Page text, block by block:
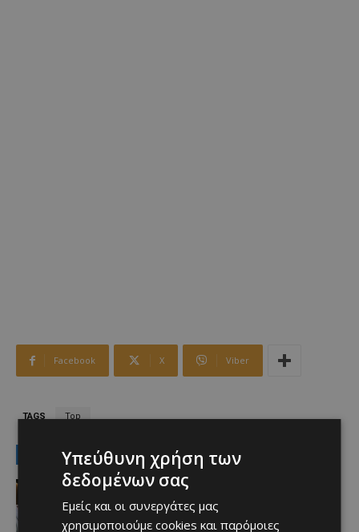
Facebook X Viber
TAGS Top
LATEST NEWS
Πρόσωπα
Ν.Κιζίλγιουρεκ: Ουτοπιστής και
ρεαλιστής μαζί…
Υπεύθυνη χρήση των
δεδομένων σας
Εμείς και οι συνεργάτες μας
χρησιμοποιούμε cookies και παρόμοιες